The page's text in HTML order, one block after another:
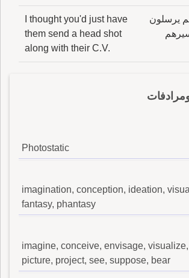
يرسلون
I thought you'd just have
them send a head shot
along with their C.V.
Photostatic
imagination, conception, ideation,
fantasy, phantasy
imagine, conceive, envisage,
picture, project, see, suppose, bear